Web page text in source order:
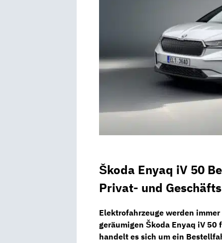
Škoda Enyaq iV 50
Privat- und
Elektrofahrzeuge werden
geräumigen Škoda Enyaq iV 50
handelt es sich um ein